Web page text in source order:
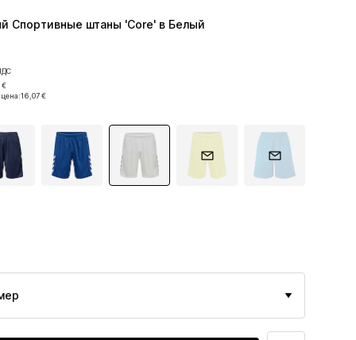
€
16,07 €
€
Спортивные штаны 'Core' в Белый